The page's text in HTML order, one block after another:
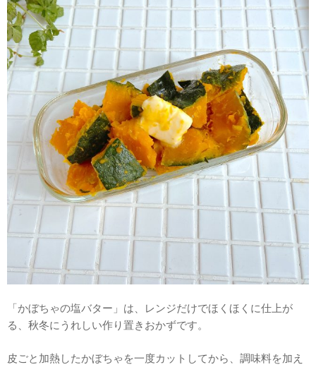
「かぼちゃの塩バター」は、レンジだけでほくほくに仕上が
る、秋冬にうれしい作り置きおかずです。
皮ごと加熱したかぼちゃを一度カットしてから、調味料を加え